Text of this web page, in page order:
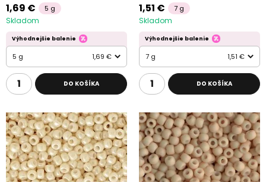
1,69 € 5 g
Skladom
Výhodnejšie balenie
5 g 1,69 €
DO KOŠÍKA
1,51 € 7 g
Skladom
Výhodnejšie balenie
7 g 1,51 €
DO KOŠÍKA